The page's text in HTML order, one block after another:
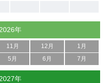
年
11月 12月
1月
5月 6月 7月
年